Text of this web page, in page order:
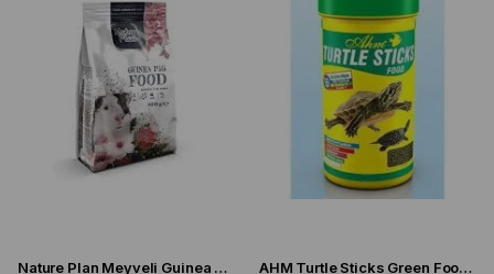
Nature Plan Meyveli Guinea Pig & Tavşan Yemi 1000 Gr AHM Turtle Sticks Green Food Kaplumbağa Yemi 100 ml